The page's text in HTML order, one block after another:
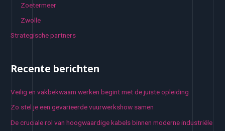
Zoetermeer
Zwolle
Strategische partners
Recente berichten
Veilig en vakbekwaam werken begint met de juiste opleiding
Zo stel je een gevarieerde vuurwerkshow samen
De cruciale rol van hoogwaardige kabels binnen moderne industriële